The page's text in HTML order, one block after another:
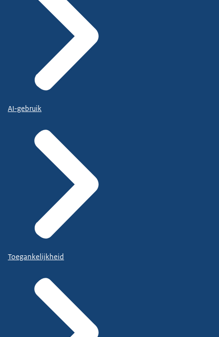
AI-gebruik
Toegankelijkheid